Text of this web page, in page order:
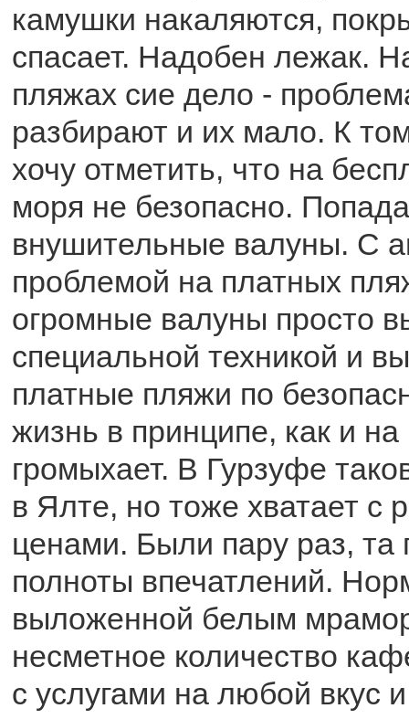
камушки накаляются,
спасает. Надобен лежак.
пляжах сие дело -
разбирают и их мало. К
хочу отметить, что на
моря не безопасно.
внушительные валуны. С
проблемой на платных
огромные валуны просто
специальной техникой и
платные пляжи по
жизнь в принципе, как и на
громыхает. В Гурзуфе
в Ялте, но тоже хватает с
ценами. Были пару раз, та
полноты впечатлений.
выложенной белым
несметное количество
с услугами на любой вкус